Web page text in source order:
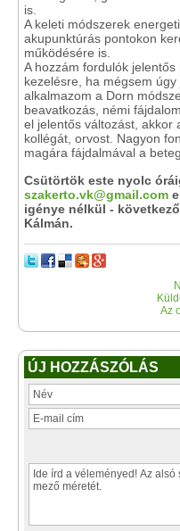
is.
A keleti módszerek
akupunktúrás pontokon
működésére is.
A hozzám fordulók
kezelésre, ha mégsem
alkalmazom a Dorn
beavatkozás, némi
el jelentős változást, akkor
kollégát, orvost. Nagyon
magára fájdalmával a
Csütörtök este nyolc
szakerto.vk@gmail.com
igénye nélkül -
Kálmán.
Az
ÚJ HOZZÁSZÓLÁS